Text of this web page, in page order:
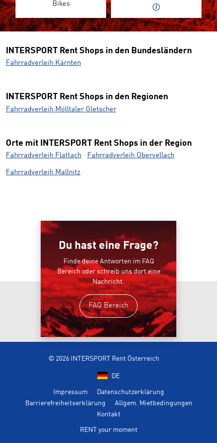
Bikes
INTERSPORT Rent Shops in den Bundesländern
Fahrradverleih Kärnten
INTERSPORT Rent Shops in den Regionen
Fahrradverleih Mölltaler Gletscher
Orte mit INTERSPORT Rent Shops in der Region
Fahrradverleih Flattach Fahrradverleih Obervellach
Fahrradverleih Mallnitz
Du hast eine Frage?
Finde deine Antworten im FAQ
Bereich oder schreib uns dort eine
Nachricht.
FAQ Bereich
© 2026 INTERSPORT Rent Österreich
DE
Impressum
Datenschutzerklärung
Barrierefreiheitserklärung
Allgem. Mietbedingungen
Kontakt
RENT your moment